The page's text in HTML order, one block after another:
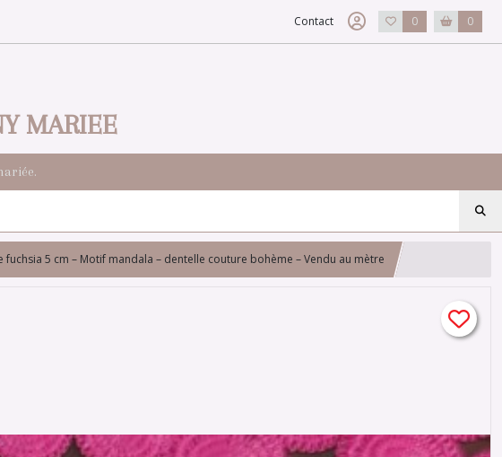
Contact 0 0
MARIEE
fuchsia 5 cm – Motif mandala – dentelle couture bohème – Vendu au mètre